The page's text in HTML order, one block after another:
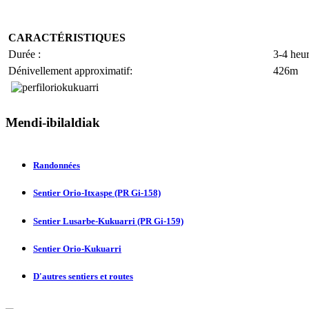
CARACTÉRISTIQUES
Durée :
3-4
Dénivellement approximatif:
426m
Mendi-ibilaldiak
Randonnées
Sentier Orio-Itxaspe (PR Gi-158)
Sentier Lusarbe-Kukuarri (PR Gi-159)
Sentier Orio-Kukuarri
D'autres sentiers et routes